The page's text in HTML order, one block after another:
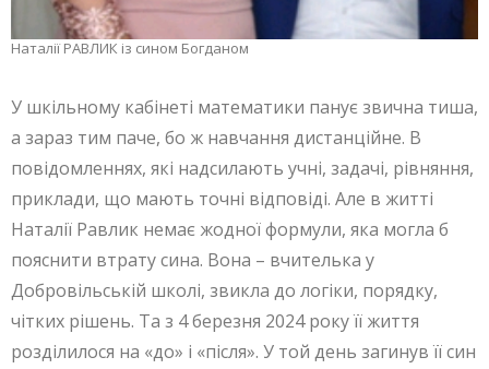
Наталії РАВЛИК із сином Богданом
У шкільному кабінеті математики панує звична тиша,
а зараз тим паче, бо ж навчання дистанційне. В
повідомленнях, які надсилають учні, задачі, рівняння,
приклади, що мають точні відповіді. Але в житті
Наталії Равлик немає жодної формули, яка могла б
пояснити втрату сина. Вона – вчителька у
Добровільській школі, звикла до логіки, порядку,
чітких рішень. Та з 4 березня 2024 року її життя
розділилося на «до» і «після». У той день загинув її син